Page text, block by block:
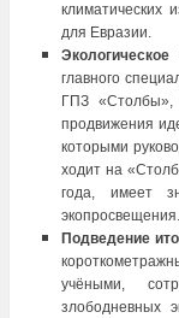
климатических
для Евразии.
главного
ГПЗ «Столбы»,
продвижения
которыми
ходит на
года, имеет
экопросвещения.
Подведение
учёными,
злободневных